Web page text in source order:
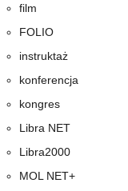
film
FOLIO
instruktaż
konferencja
kongres
Libra NET
Libra2000
MOL NET+